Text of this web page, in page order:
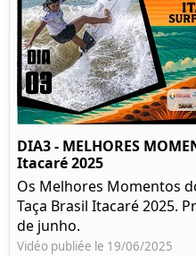
DIA3 - MELHORES
Itacaré 2025
Os Melhores Momentos
Taça Brasil Itacaré 2025.
de junho.
Vidéo publiée le 19/06/2025